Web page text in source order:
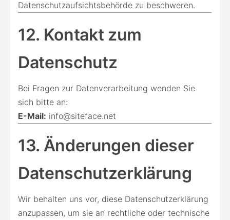
Datenschutzaufsichtsbehörde zu beschweren.
12. Kontakt zum
Datenschutz
Bei Fragen zur Datenverarbeitung wenden Sie
sich bitte an:
E-Mail: info@siteface.net
13. Änderungen dieser
Datenschutzerklärung
Wir behalten uns vor, diese Datenschutzerklärung
anzupassen, um sie an rechtliche oder technische